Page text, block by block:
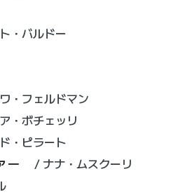
・バルドー
・フェルドマン
・ボチェッリ
・ピラート
ー ナナ・ムスクーリ